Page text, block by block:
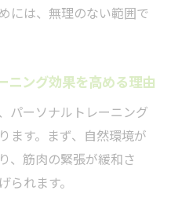
ナルトレーニングの
ーソナルトレーニン
ソナルトレーニング
には、無理のない範囲で
ニング効果を高める理由
パーソナルトレーニング
ます。まず、自然環境が
、筋肉の緊張が緩和さ
れます。